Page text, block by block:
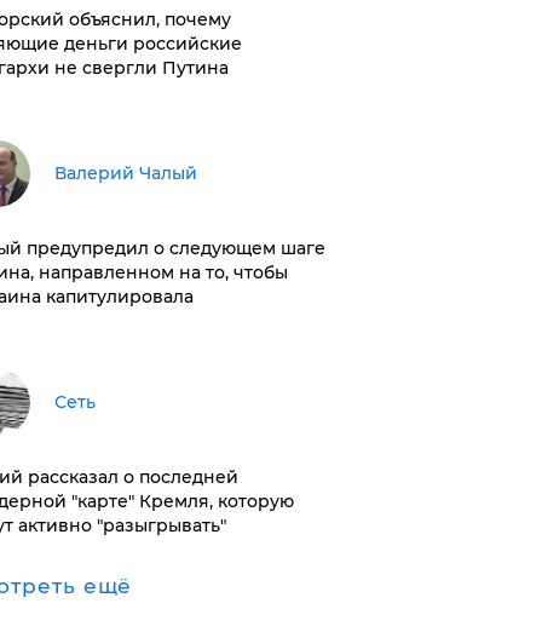
объяснил, почему
деньги российские
не свергли Путина
Валерий Чалый
предупредил о следующем шаге
направленном на то, чтобы
капитулировала
Сеть
рассказал о последней
"карте" Кремля, которую
активно "разыгрывать"
ещё